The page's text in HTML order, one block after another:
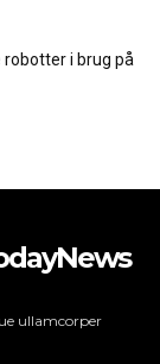
i brug på
ullamcorper